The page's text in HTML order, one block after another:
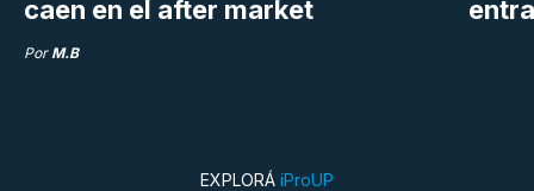
caen en el after market
Por M.B
EXPLORÁ iProUP